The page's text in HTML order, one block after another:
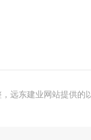
远东建业网站提供